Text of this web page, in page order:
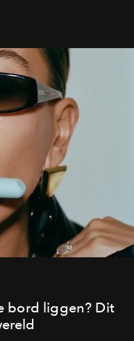
bord liggen? Dit